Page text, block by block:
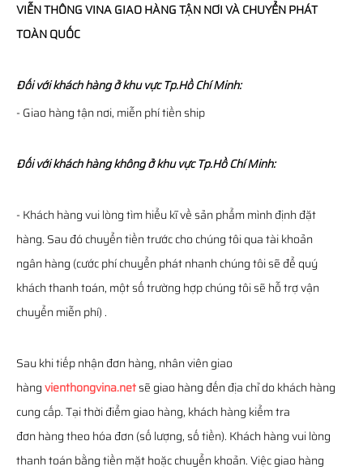
VIỄN THÔNGVINAGIAO HÀNG TẬN NƠI VÀ CHUYỂN PHÁT
TOÀN QUỐC
Đối với khách hàng ở khu vực Tp.Hồ Chí Minh:
- Giao hàng tận nơi, miễn phí tiền ship
Đối với khách hàng không ở khu vực Tp.Hồ Chí Minh:
- Khách hàng vui lòng tìm hiểu kĩ về sản phẩm mình định đặt
hàng. Sau đó chuyển tiền trước cho chúng tôi qua tài khoản
ngân hàng (cước phí chuyển phát nhanh chúng tôi sẽ để quý
khách thanh toán, một số trường hợp chúng tôi sẽ hỗ trợ vận
chuyển miễn phí) .
Sau khi tiếp nhận đơn hàng, nhân viên giao
hàngvienthongvina.netsẽ giao hàng đến địa chỉ do khách hàng
cung cấp. Tại thời điểm giao hàng, khách hàng kiểm tra
đơn hàng theo hóa đơn (số lượng, số tiền). Khách hàng vui lòng
thanh toán bằng tiền mặt hoặc chuyển khoản. Việc giao hàng